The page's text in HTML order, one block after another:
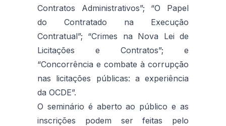
Contratos Administrativos”; “O Papel
do Contratado na Execução
Contratual”; “Crimes na Nova Lei de
Licitações e Contratos”; e
“Concorrência e combate à corrupção
nas licitações públicas: a experiência
da OCDE”.
O seminário é aberto ao público e as
inscrições podem ser feitas pelo